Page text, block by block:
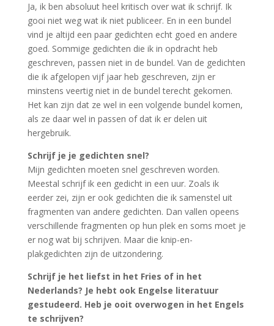
Ja, ik ben absoluut heel kritisch over wat ik schrijf. Ik
gooi niet weg wat ik niet publiceer. En in een bundel
vind je altijd een paar gedichten echt goed en andere
goed. Sommige gedichten die ik in opdracht heb
geschreven, passen niet in de bundel. Van de gedichten
die ik afgelopen vijf jaar heb geschreven, zijn er
minstens veertig niet in de bundel terecht gekomen.
Het kan zijn dat ze wel in een volgende bundel komen,
als ze daar wel in passen of dat ik er delen uit
hergebruik.
Schrijf je je gedichten snel?
Mijn gedichten moeten snel geschreven worden.
Meestal schrijf ik een gedicht in een uur. Zoals ik
eerder zei, zijn er ook gedichten die ik samenstel uit
fragmenten van andere gedichten. Dan vallen opeens
verschillende fragmenten op hun plek en soms moet je
er nog wat bij schrijven. Maar die knip-en-
plakgedichten zijn de uitzondering.
Schrijf je het liefst in het Fries of in het
Nederlands? Je hebt ook Engelse literatuur
gestudeerd. Heb je ooit overwogen in het Engels
te schrijven?